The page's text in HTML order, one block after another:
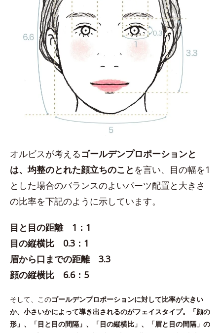
オルビスが考えるゴールデンプロポーションと
は、均整のとれた顔立ちのこと を言い、目の幅を1
とした場合のバランスのよいパーツ配置と大きさ
の比率を下記のように示しています。
目と目の距離 1：1
目の縦横比 0.3：1
眉から口までの距離 3.3
顔の縦横比 6.6：5
そして、このゴールデンプロポーションに対して比率が大きい
か、小さいかによって導き出されるのがフェイスタイプ。「顔の
形」、「目と目の間隔」、「目の縦横比」、「眉と目の間隔」の